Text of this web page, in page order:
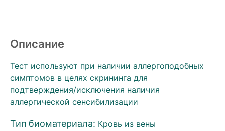
Описание
Тест используют при наличии аллергоподобных
симптомов в целях скрининга для
подтверждения/исключения наличия
аллергической сенсибилизации
Тип биоматериала: Кровь из вены